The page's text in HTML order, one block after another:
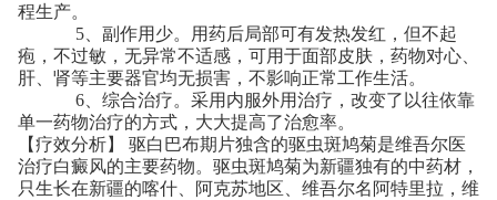
程生产。
5、副作用少。用药后局部可有发热发红，但不起
疱，不过敏，无异常不适感，可用于面部皮肤，药物对心、
肝、肾等主要器官均无损害，不影响正常工作生活。
6、综合治疗。采用内服外用治疗，改变了以往依靠
单一药物治疗的方式，大大提高了治愈率。
【疗效分析】 驱白巴布期片独含的驱虫斑鸠菊是维吾尔医
治疗白癜风的主要药物。驱虫斑鸠菊为新疆独有的中药材，
只生长在新疆的喀什、阿克苏地区、维吾尔名阿特里拉，维